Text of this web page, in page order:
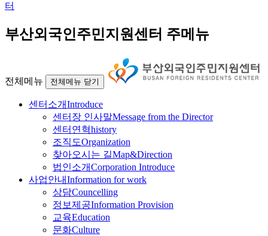
터
부산외국인주민지원센터 주메뉴
전체메뉴 전체메뉴 닫기
센터소개Introduce
센터장 인사말Message from the Director
센터연혁history
조직도Organization
찾아오시는 길Map&Direction
법인소개Corporation Introduce
사업안내Information for work
상담Councelling
정보제공Information Provision
교육Education
문화Culture